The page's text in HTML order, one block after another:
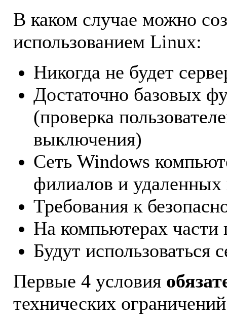
В каком случае можно
использованием Linux:
Никогда не будет
Достаточно базовых
(проверка
выключения)
Сеть Windows
филиалов и удаленных
Требования к
На компьютерах части
Будут
Первые 4 условия
технических